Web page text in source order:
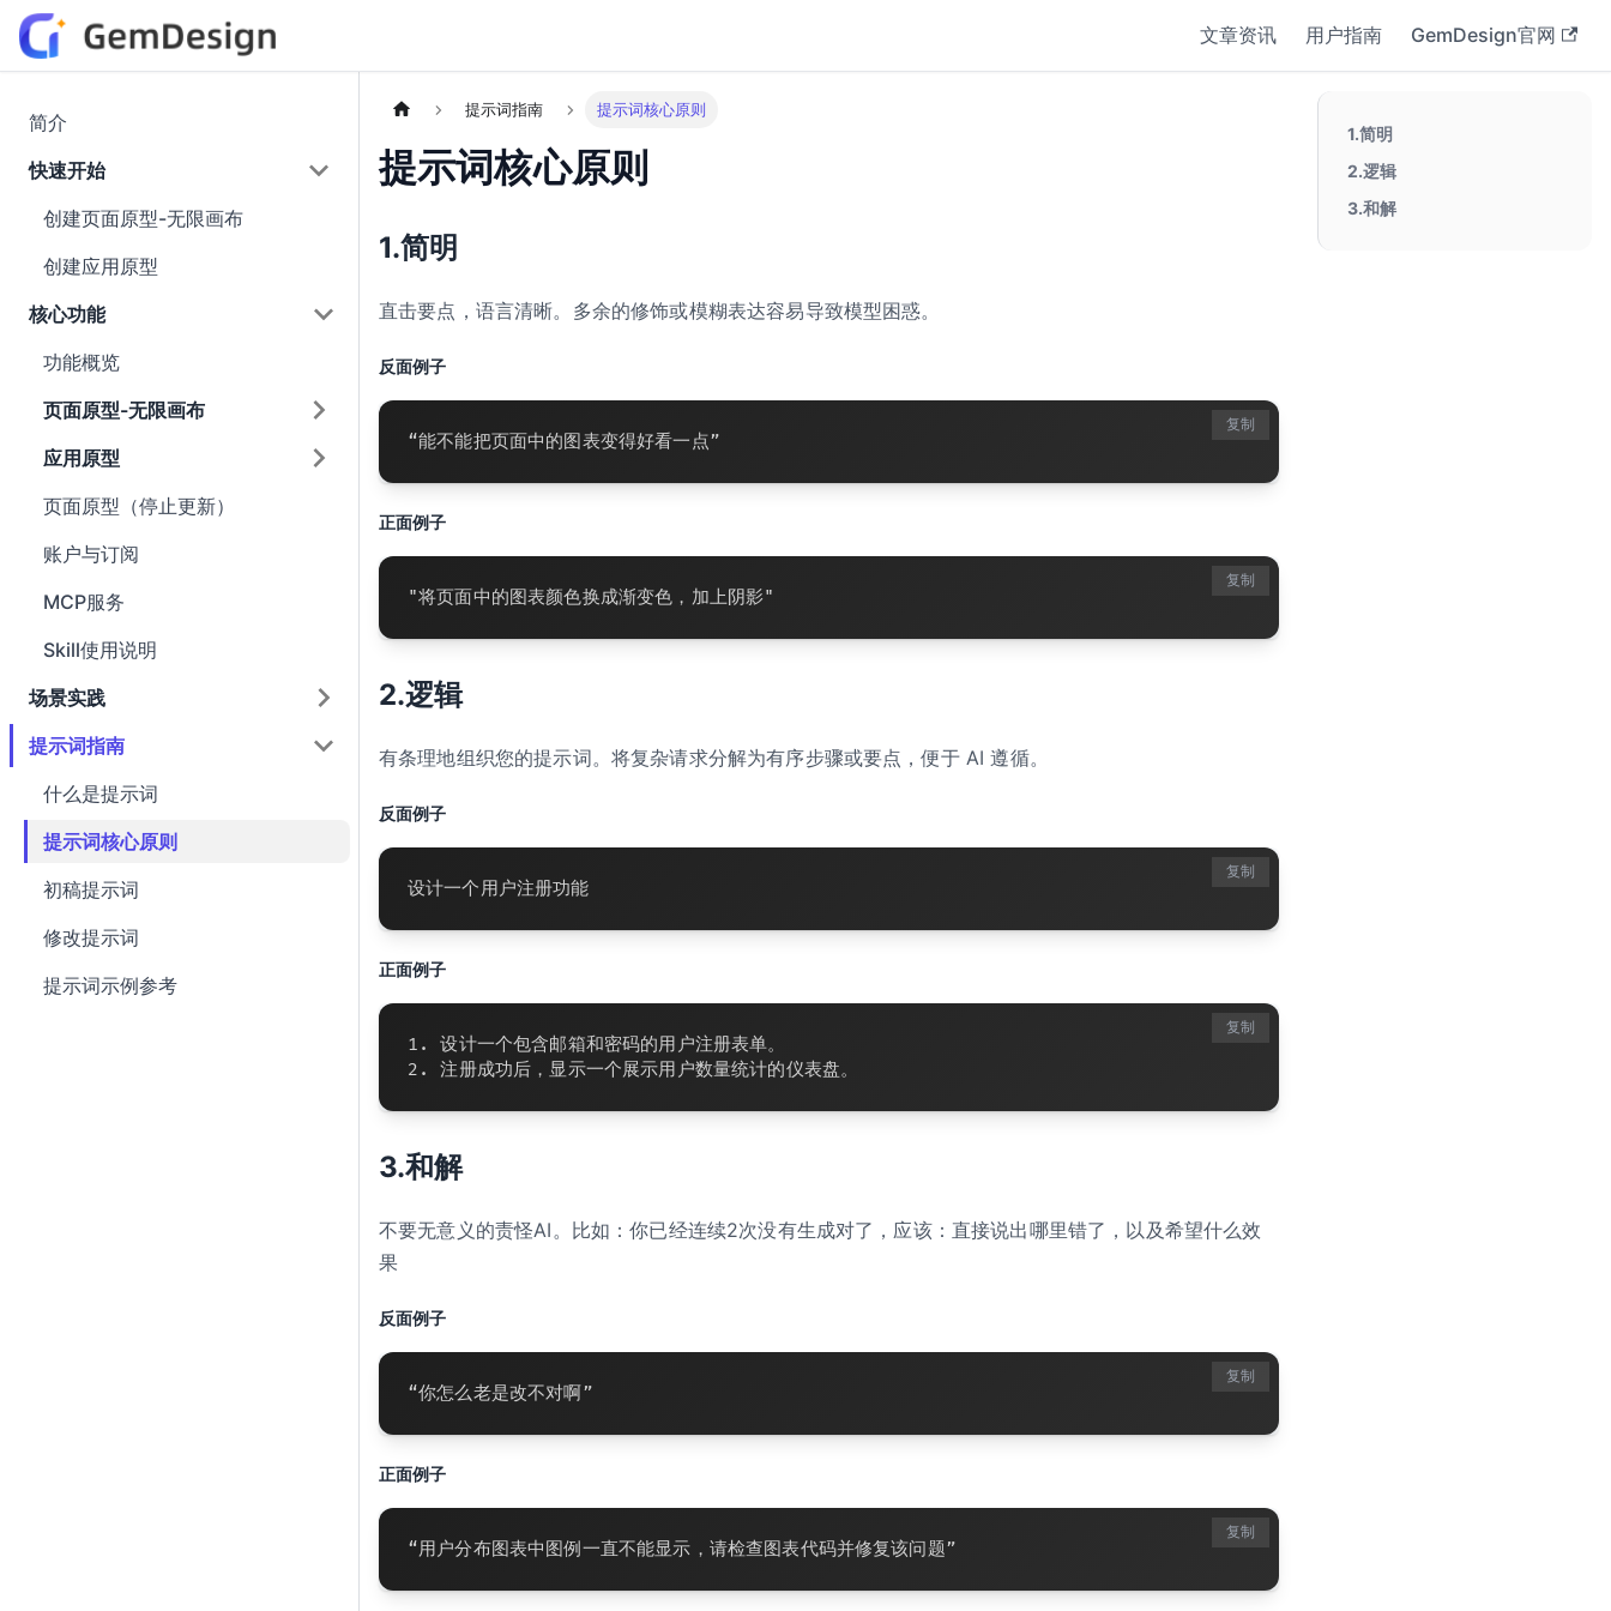
文章资讯 用户指南 GemDesign官网
简介
快速开始
创建页面原型-无限画布
创建应用原型
核心功能
功能概览
页面原型-无限画布
应用原型
页面原型（停止更新）
账户与订阅
MCP服务
Skill使用说明
场景实践
提示词指南
什么是提示词
提示词核心原则
初稿提示词
修改提示词
提示词示例参考
提示词指南 提示词核心原则
提示词核心原则
1.简明
直击要点，语言清晰。多余的修饰或模糊表达容易导致模型困惑。
反面例子
“能不能把页面中的图表变得好看一点”
正面例子
"将页面中的图表颜色换成渐变色，加上阴影"
2.逻辑
有条理地组织您的提示词。将复杂请求分解为有序步骤或要点，便于 AI 遵循。
反面例子
设计一个用户注册功能
正面例子
1.
设计一个包含邮箱和密码的用户注册表单。
2.
注册成功后，显示一个展示用户数量统计的仪表盘。
3.和解
不要无意义的责怪AI。比如：你已经连续2次没有生成对了，应该：直接说出哪里错了，以及希望什么效
果
反面例子
“你怎么老是改不对啊”
正面例子
“用户分布图表中图例一直不能显示，请检查图表代码并修复该问题”
1.简明
2.逻辑
3.和解